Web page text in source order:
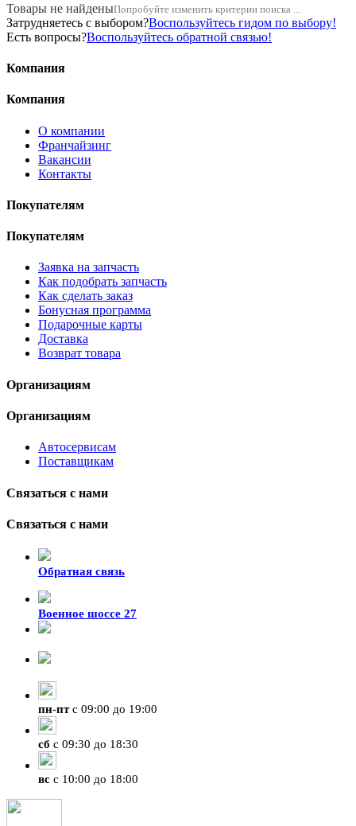
Товары не найденыПопробуйте изменить критерии поиска ...
Затрудняетесь с выбором?Воспользуйтесь гидом по выбору!
Есть вопросы?Воспользуйтесь обратной связью!
Компания
Компания
О компании
Франчайзинг
Вакансии
Контакты
Покупателям
Покупателям
Заявка на запчасть
Как подобрать запчасть
Как сделать заказ
Бонусная программа
Подарочные карты
Доставка
Возврат товара
Организациям
Организациям
Автосервисам
Поставщикам
Связаться с нами
Связаться с нами
Обратная связь
Военное шоссе 27
пн-птс 09:00 до 19:00
сб с 09:30 до 18:30
вс с 10:00 до 18:00